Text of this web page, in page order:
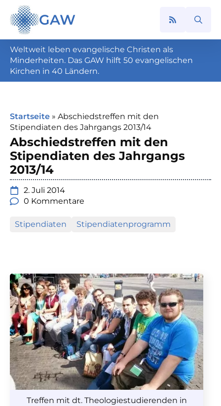
GAW
Search
Weltweit leben evangelische Christen als
Minderheiten. Das GAW hilft 50 evangelischen
Kirchen in 40 Ländern.
Startseite » Abschiedstreffen mit den
Stipendiaten des Jahrgangs 2013/14
Abschiedstreffen mit den
Stipendiaten des Jahrgangs
2013/14
2. Juli 2014
0 Kommentare
Stipendiaten Stipendiatenprogramm
Treffen mit dt. Theologiestudierenden in